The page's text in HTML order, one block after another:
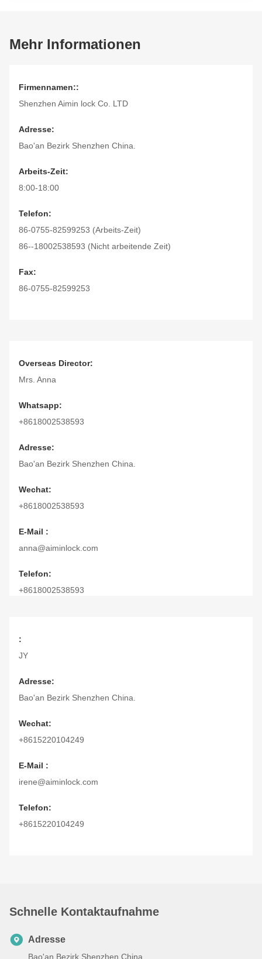
Mehr Informationen
Firmennamen::
Shenzhen Aimin lock Co. LTD
Adresse:
Bao'an Bezirk Shenzhen China.
Arbeits-Zeit:
8:00-18:00
Telefon:
86-0755-82599253 (Arbeits-Zeit)
86--18002538593 (Nicht arbeitende Zeit)
Fax:
86-0755-82599253
Overseas Director:
Mrs. Anna
Whatsapp:
+8618002538593
Adresse:
Bao'an Bezirk Shenzhen China.
Wechat:
+8618002538593
E-Mail :
anna@aiminlock.com
Telefon:
+8618002538593
:
JY
Adresse:
Bao'an Bezirk Shenzhen China.
Wechat:
+8615220104249
E-Mail :
irene@aiminlock.com
Telefon:
+8615220104249
Schnelle Kontaktaufnahme
Adresse
Bao'an Bezirk Shenzhen China.